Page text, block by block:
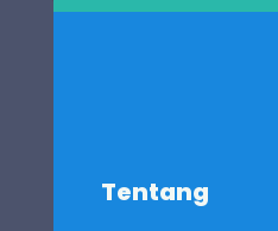
Tentang